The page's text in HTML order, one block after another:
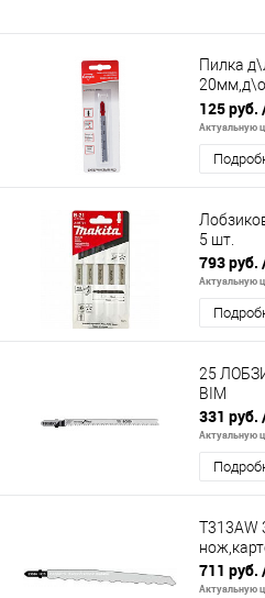
Пилка
125 руб.
Актуальную
5 шт.
793 руб.
Актуальную
25
BIM
331 руб.
Актуальную
T313AW
711 руб.
Актуальную